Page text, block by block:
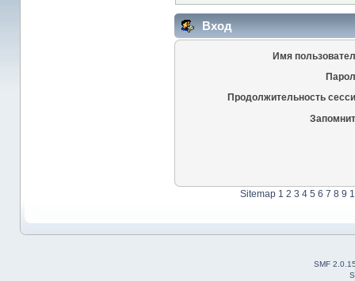
Вход
Имя
Продолжительность
Sitemap 1 2 3 4 5 6 7 8 9
SMF